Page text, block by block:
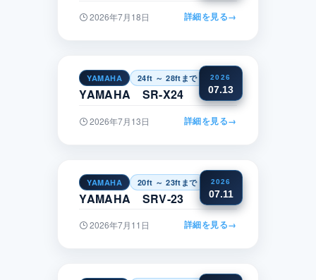
2026年7月18日 詳細を見る→
2026
07.13
YAMAHA 24ft ～ 28ftまで 関東
YAMAHA SR-X24
2026年7月13日 詳細を見る→
2026
07.11
YAMAHA 20ft ～ 23ftまで 中国
YAMAHA SRV-23
2026年7月11日 詳細を見る→